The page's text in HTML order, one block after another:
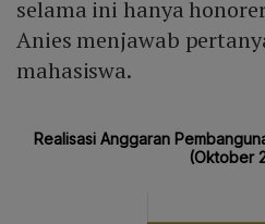
selama ini hanya
Anies menjawab
mahasiswa.